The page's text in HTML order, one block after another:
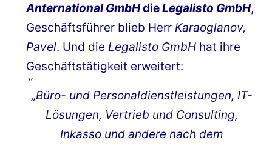
Anternational GmbHdieLegalisto GmbH,
Geschäftsführer blieb Herr Karaoglanov,
Pavel. Und die Legalisto GmbHhat ihre
Geschäftstätigkeit erweitert:
„Büro- und Personaldienstleistungen, IT-
Lösungen, Vertrieb und Consulting,
Inkasso und andere nach dem